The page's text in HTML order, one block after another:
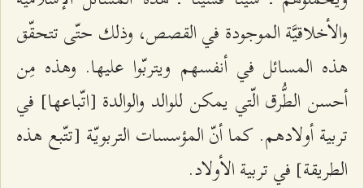
والأخلاقيَّة الموجودة في القصص، وذلك حتّى تتحقّق
هذه المسائل في أنفسهم ويتربّوا عليها. وهذه مِن
أحسن الطُّرق الّتي يمكن للوالد والوالدة [اتّباعها] في
تربية أولادهم. كما أنّ المؤسسات التربويّة [تتّبع هذه
الطريقة] في تربية الأولاد.